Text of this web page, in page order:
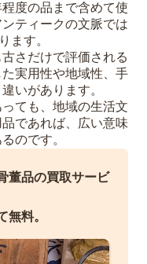
度の品まで含めて使
ティークの文脈では
ます。
さだけで評価される
実用性や地域性、手
いがあります。
ても、地域の生活文
であれば、広い意味
のです。
董品の買取サービ
無料。